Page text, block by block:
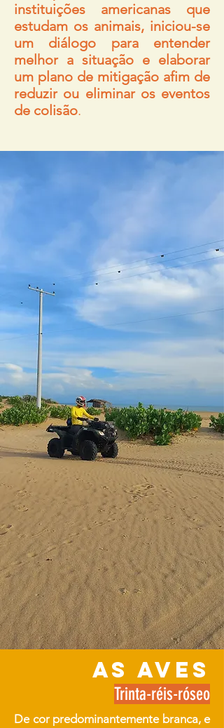
instituições americanas que
estudam os animais, iniciou-se
um diálogo para entender
melhor a situação e elaborar
um plano de mitigação afim de
reduzir ou eliminar os eventos
de colisão.
as aves
Trinta-réis-róseo
De cor predominantemente branca, e